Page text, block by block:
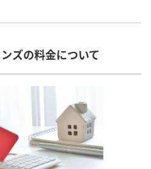
ズの料金について